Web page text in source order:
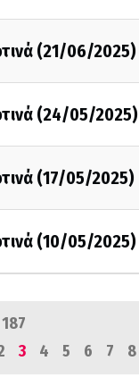
(21/06/2025)
(24/05/2025)
(17/05/2025)
(10/05/2025)
187
3 4 5 6 7 8